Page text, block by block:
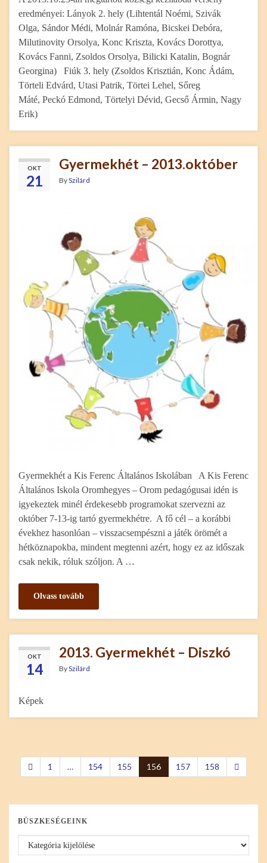
eredményei: Lányok 2. hely (Lihtentál Noémi, Szivák
Olga, Sándor Médi, Molnár Ramóna, Bicskei Debóra,
Milutinovity Orsolya, Konc Kriszta, Kovács Dorottya,
Kovács Fanni, Zsoldos Orsolya, Bilicki Katalin, Bognár
Georgina) Fiúk 3. hely (Zsoldos Krisztián, Konc Ádám,
Törteli Edvárd, Utasi Patrik, Törtei Lehel, Sőreg
Máté, Peckó Edmond, Törtelyi Dévid, Gecső Ármin, Nagy
Erik)
OKT
21
Gyermekhét – 2013.október
BySzilárd
Gyermekhét a Kis Ferenc Általános Iskolában A Kis Ferenc
Általános Iskola Oromhegyes – Orom pedagógusai idén is
igyekeztek minél érdekesebb programokat szervezni az
október 7-13-ig tartó gyermekhétre. A fő cél – a korábbi
évekhez hasonlóan – visszacsempészni a játék örömét a
hétköznapokba, mindent megtenni azért, hogy ez az időszak
csak nekik, róluk szóljon. A …
Olvass tovább
OKT
14
2013. Gyermekhét – Diszkó
BySzilárd
Képek
1 … 154 155 156 157 158
BÜSZKESÉGEINK
Büszkeségeink